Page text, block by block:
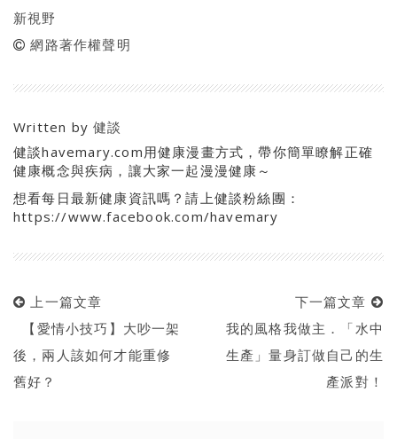
新視野
網路著作權聲明
Written by健談
健談havemary.com用健康漫畫方式，帶你簡單瞭解正確
健康概念與疾病，讓大家一起漫漫健康～
想看每日最新健康資訊嗎？請上健談粉絲團：
https://www.facebook.com/havemary
上一篇文章
【愛情小技巧】大吵一架
後，兩人該如何才能重修
舊好？
下一篇文章
我的風格我做主．「水中
生產」量身訂做自己的生
產派對！